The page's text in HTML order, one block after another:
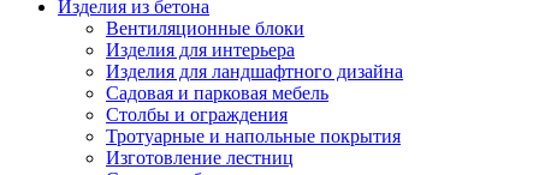
Изделия из бетона
Вентиляционные блоки
Изделия для интерьера
Изделия для ландшафтного дизайна
Садовая и парковая мебель
Столбы и ограждения
Тротуарные и напольные покрытия
Изготовление лестниц